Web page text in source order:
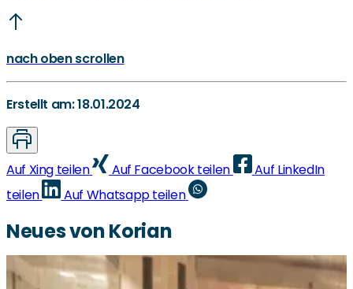
nach oben scrollen
Erstellt am: 18.01.2024
Auf Xing teilen Auf Facebook teilen
Auf LinkedIn
teilen
Auf Whatsapp teilen
Neues von Korian